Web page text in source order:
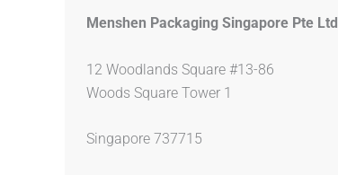
Menshen Packaging Singapore Pte Ltd
12 Woodlands Square #13-86
Woods Square Tower 1
Singapore 737715